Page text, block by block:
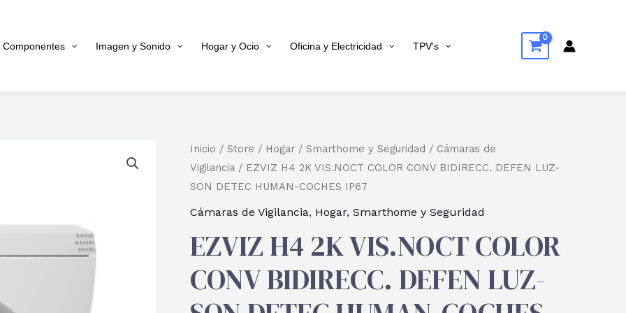
Componentes Imagen y Sonido Hogar y Ocio Oficina y Electricidad TPV's
Inicio / Store / Hogar / Smarthome y Seguridad / Cámaras de
Vigilancia / EZVIZ H4 2K VIS.NOCT COLOR CONV BIDIRECC. DEFEN LUZ-
SON DETEC HUMAN-COCHES IP67
Cámaras de Vigilancia, Hogar, Smarthome y Seguridad
EZVIZ H4 2K VIS.NOCT COLOR
CONV BIDIRECC. DEFEN LUZ-